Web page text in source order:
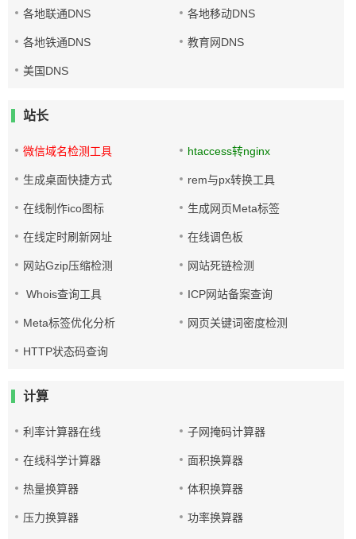
各地联通DNS 各地移动DNS
各地铁通DNS 教育网DNS
美国DNS
站长
微信域名检测工具 htaccess转nginx
生成桌面快捷方式 rem与px转换工具
在线制作ico图标 生成网页Meta标签
在线定时刷新网址 在线调色板
网站Gzip压缩检测 网站死链检测
Whois查询工具 ICP网站备案查询
Meta标签优化分析 网页关键词密度检测
HTTP状态码查询
计算
利率计算器在线 子网掩码计算器
在线科学计算器 面积换算器
热量换算器 体积换算器
压力换算器 功率换算器